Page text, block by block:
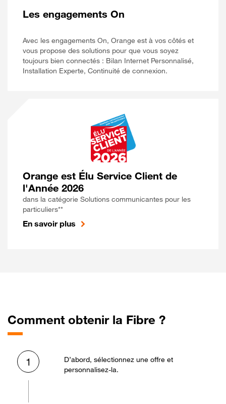
Les engagements On
Avec les engagements On, Orange est à vos côtés et
vous propose des solutions pour que vous soyez
toujours bien connectés : Bilan Internet Personnalisé,
Installation Experte, Continuité de connexion.
Orange est Élu Service Client de
l'Année 2026
dans la catégorie Solutions communicantes pour les
particuliers**
En savoir plus
Comment obtenir la Fibre ?
1
D’abord, sélectionnez une offre et
personnalisez-la.